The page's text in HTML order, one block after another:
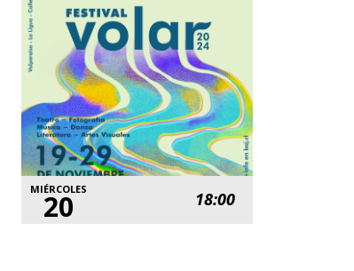
MIÉRCOLES
20 18:00